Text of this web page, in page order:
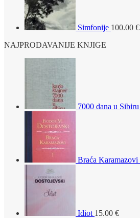
Simfonije 100.00 €
NAJPRODAVANIJE KNJIGE
7000 dana u Sibiru
Braća Karamazovi
Idiot 15.00 €